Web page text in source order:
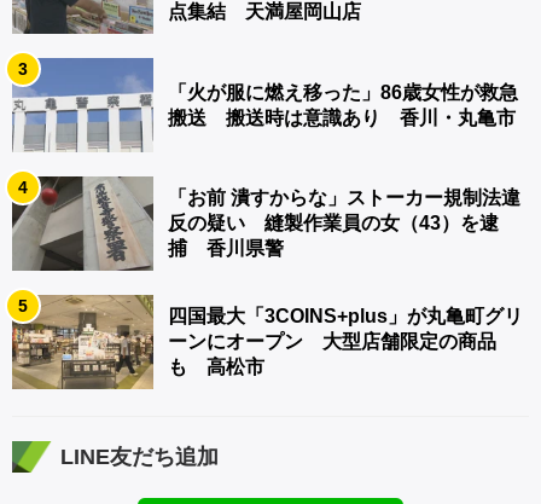
点集結 天満屋岡山店
3
「火が服に燃え移った」86歳女性が救急
搬送 搬送時は意識あり 香川・丸亀市
4
「お前 潰すからな」ストーカー規制法違
反の疑い 縫製作業員の女（43）を逮
捕 香川県警
5
四国最大「3COINS+plus」が丸亀町グリ
ーンにオープン 大型店舗限定の商品
も 高松市
LINE友だち追加